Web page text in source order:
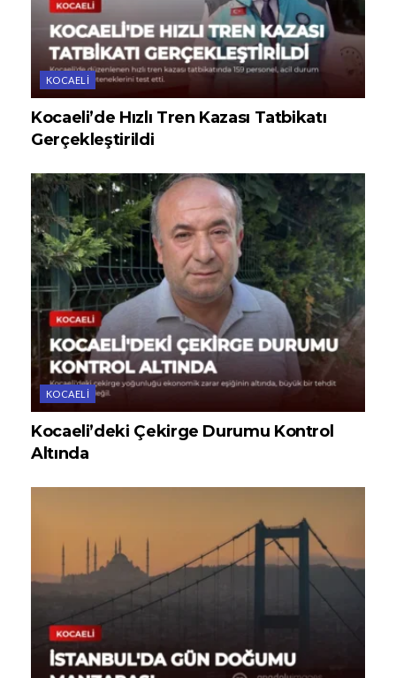
KOCAELI
Kocaeli’de Hızlı Tren Kazası Tatbikatı
Gerçekleştirildi
KOCAELI
Kocaeli’deki Çekirge Durumu Kontrol
Altında